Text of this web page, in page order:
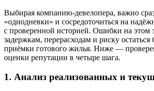
Выбирая компанию-девелопера, важно
«однодневки» и сосредоточиться на
с проверенной историей. Ошибки на этом
задержкам, перерасходам и риску
приёмки готового жилья. Ниже —
оценки репутации в четыре шага.
1. Анализ реализованных и